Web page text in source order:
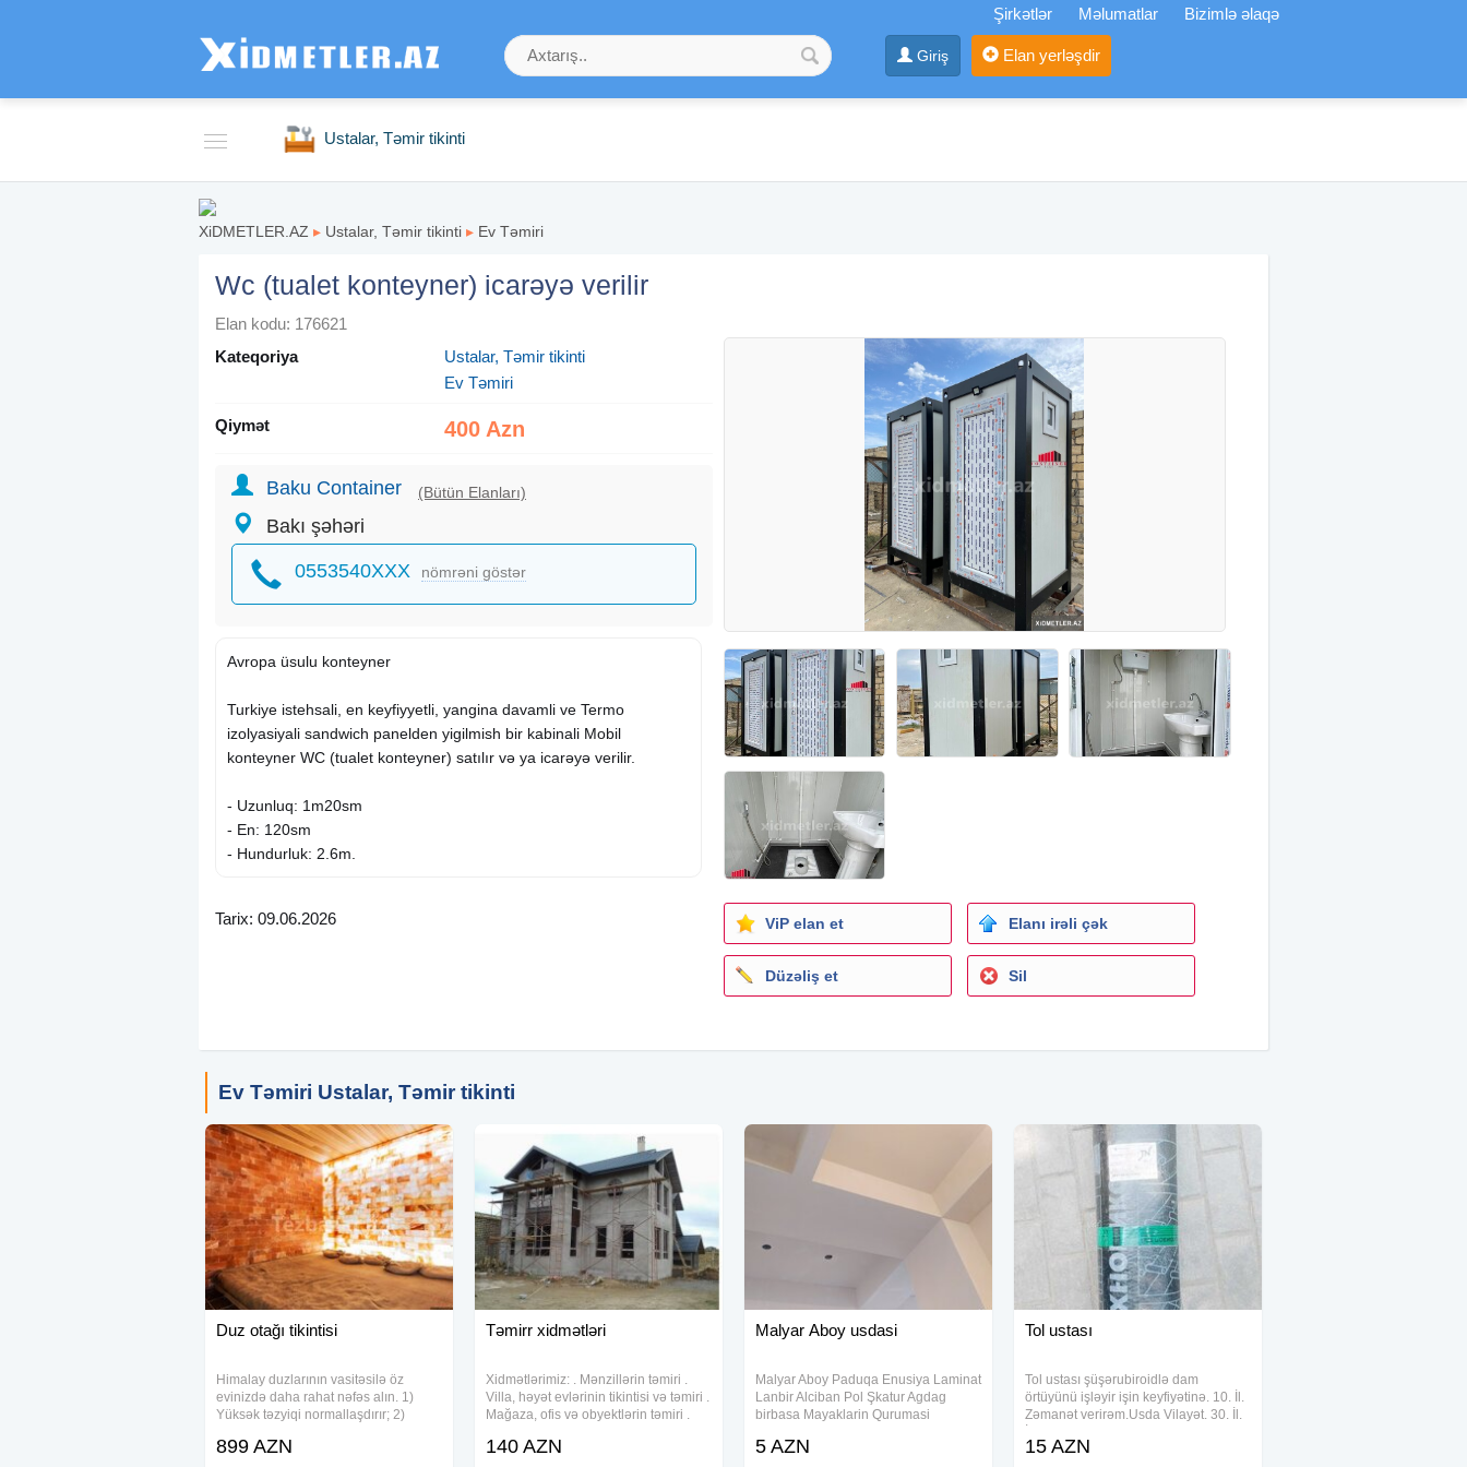
Şirkətlər Məlumatlar Bizimlə əlaqə
Giriş Elan yerləşdir
Ustalar, Təmir tikinti
XiDMETLER.AZ ▸ Ustalar, Təmir tikinti ▸ Ev Təmiri
Wc (tualet konteyner) icarəyə verilir
Elan kodu: 176621
Kateqoriya
Ustalar, Təmir tikinti
Ev Təmiri
Qiymət 400 Azn
Baku Container (Bütün Elanları)
Bakı şəhəri
0553540XXX nömrəni göstər
Avropa üsulu konteyner
Turkiye istehsali, en keyfiyyetli, yangina davamli ve Termo
izolyasiyali sandwich panelden yigilmish bir kabinali Mobil
konteyner WC (tualet konteyner) satılır və ya icarəyə verilir.
- Uzunluq: 1m20sm
- En: 120sm
- Hundurluk: 2.6m.
Odenish: Negd ve ya kocurme ile.
Tarix: 09.06.2026 ViP elan et Elanı irəli çək
Düzəliş et Sil
Ev Təmiri Ustalar, Təmir tikinti
Duz otağı tikintisi
Himalay duzlarının vasitəsilə öz
evinizdə daha rahat nəfəs alın. 1)
Yüksək təzyiqi normallaşdırır; 2)
edir; 3) Ürək ritmini tənzimləyir və
899 AZN
Təmirr xidmətləri
Xidmətlərimiz: . Mənzillərin təmiri .
Villa, həyət evlərinin tikintisi və təmiri .
Mağaza, ofis və obyektlərin təmiri .
Evlərin və mənzillərin dizaynı . Qeyri
140 AZN
Malyar Aboy usdasi
Malyar Aboy Paduqa Enusiya Laminat
Lanbir Alciban Pol Şkatur Agdag
birbasa Mayaklarin Qurumasi
Xirda para isder Butun Hamisi Lazerle
5 AZN
Tol ustası
Tol ustası şüşərubiroidlə dam
örtüyünü işləyir işin keyfiyətinə. 10. İl.
Zəmanət verirəm.Usda Vilayət. 30. İl.
15 AZN